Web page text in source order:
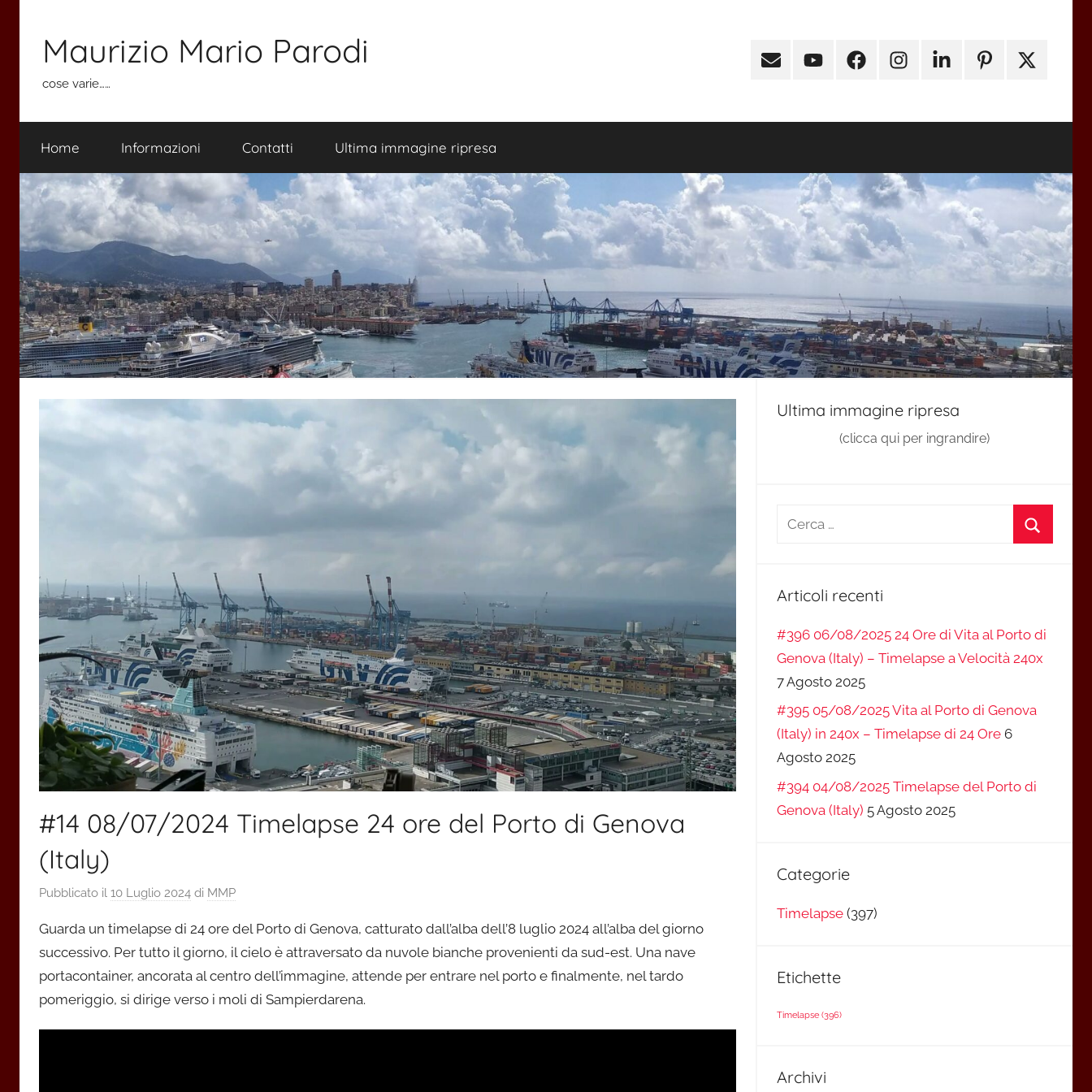
contenuto
Maurizio Mario Parodi
cose varie……
Email YoutubeFacebookInstagramLinkedinPinterest
X
Home Informazioni Contatti Ultima immagine ripresa
#14 08/07/2024 Timelapse 24 ore del Porto di Genova
(Italy)
Pubblicato il 10 Luglio 2024 di MMP
Guarda un timelapse di 24 ore del Porto di Genova, catturato dall’alba dell’8 luglio 2024 all’alba del giorno
successivo. Per tutto il giorno, il cielo è attraversato da nuvole bianche provenienti da sud-est. Una nave
portacontainer, ancorata al centro dell’immagine, attende per entrare nel porto e finalmente, nel tardo
pomeriggio, si dirige verso i moli di Sampierdarena.
Ultima immagine ripresa
(clicca qui per ingrandire)
Ricerca
Articoli recenti
#396 06/08/2025 24 Ore di Vita al Porto di
Genova (Italy) – Timelapse a Velocità 240x
7 Agosto 2025
#395 05/08/2025 Vita al Porto di Genova
(Italy) in 240x – Timelapse di 24 Ore 6
Agosto 2025
#394 04/08/2025 Timelapse del Porto di
Genova (Italy) 5 Agosto 2025
Categorie
Timelapse(397)
Etichette
Timelapse(396)
Archivi